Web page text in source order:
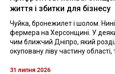
життя і збитки для бізнесу
Чуйка, бронежилет і шолом.
фермера на Херсонщині. У
чим ближчий Дніпро, який
окуповану ліву частину області,
31 липня 2026